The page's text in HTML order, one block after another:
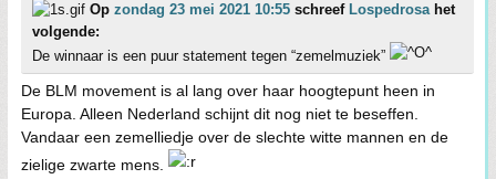
Op zondag 23 mei 2021 10:55 schreef Lospedrosahet
volgende:
De winnaar is een puur statement tegen “zemelmuziek”
De BLM movement is al lang over haar hoogtepunt heen in
Europa. Alleen Nederland schijnt dit nog niet te beseffen.
Vandaar een zemelliedje over de slechte witte mannen en de
zielige zwarte mens.